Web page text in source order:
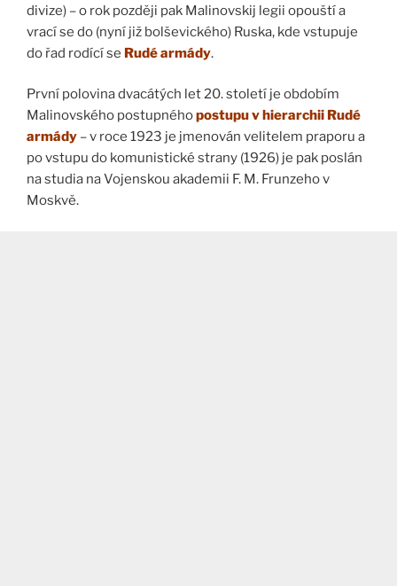
divize) – o rok později pak Malinovskij legii opouští a
vrací se do (nyní již bolševického) Ruska, kde vstupuje
do řad rodící se Rudé armády.
První polovina dvacátých let 20. století je obdobím
Malinovského postupnéhopostupu v hierarchii Rudé
armády – v roce 1923 je jmenován velitelem praporu a
po vstupu do komunistické strany (1926) je pak poslán
na studia na Vojenskou akademii F. M. Frunzeho v
Moskvě.